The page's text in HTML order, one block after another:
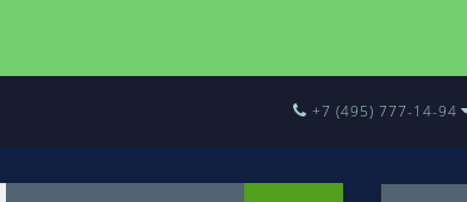
+7 (495) 777-14-94